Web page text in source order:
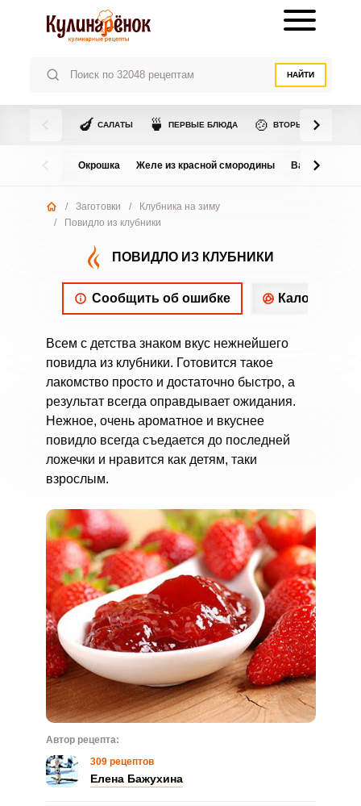
НАЙТИ
🍆 САЛАТЫ 🍵 ПЕРВЫЕ БЛЮДА 🍲 ВТОРЫЕ БЛЮДА
Окрошка Желе из красной смородины Варенье из
/ Заготовки /
Клубника на зиму
/
Повидло из клубники
ПОВИДЛО ИЗ КЛУБНИКИ
Сообщить об ошибке
Всем с детства знаком вкус нежнейшего
повидла из клубники. Готовится такое
лакомство просто и достаточно быстро, а
результат всегда оправдывает ожидания.
Нежное, очень ароматное и вкуснее
повидло всегда съедается до последней
ложечки и нравится как детям, таки
взрослым.
Автор рецепта:
309 рецептов
Елена Бажухина